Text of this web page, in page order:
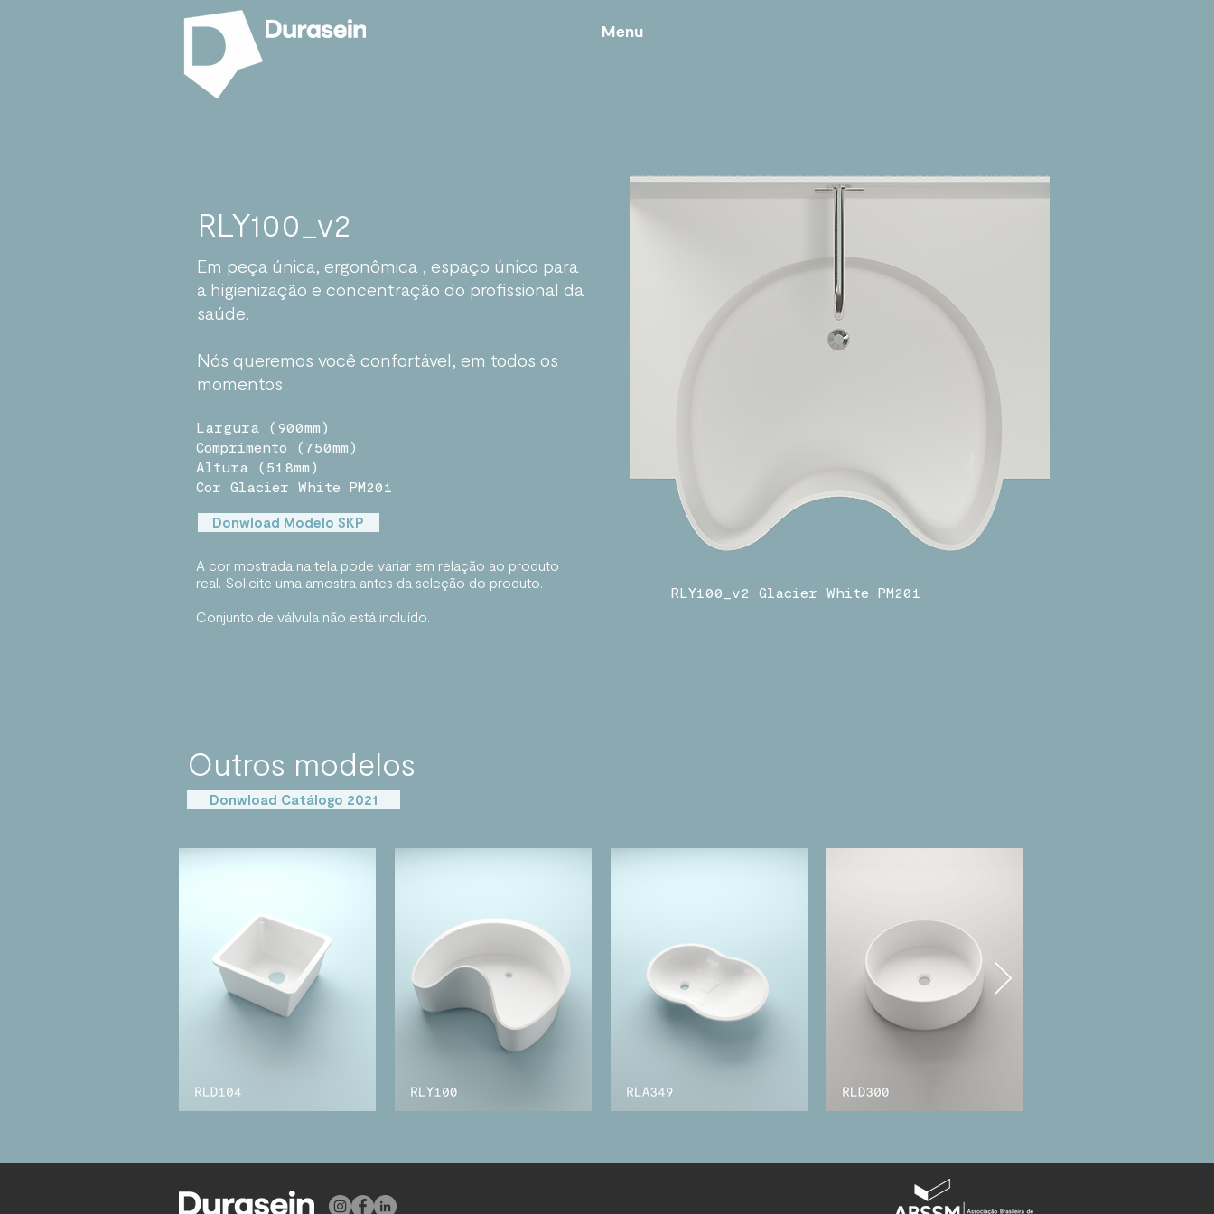
Menu
Menu
RLY100_v2
Em peça única, ergonômica , espaço único para
a higienização e concentração do profissional da
saúde.
Nós queremos você confortável, em todos os
momentos
Donwload Modelo SKP
Largura (900mm)
Comprimento (750mm)
Altura
(518mm)
Cor Glacier White PM201
A cor mostrada na tela pode variar em relação ao produto
real. Solicite uma amostra antes da seleção do produto.
Conjunto de válvula não está incluído.
RLY100_v2 Glacier White PM201
Outros modelos
Donwload Catálogo 2021